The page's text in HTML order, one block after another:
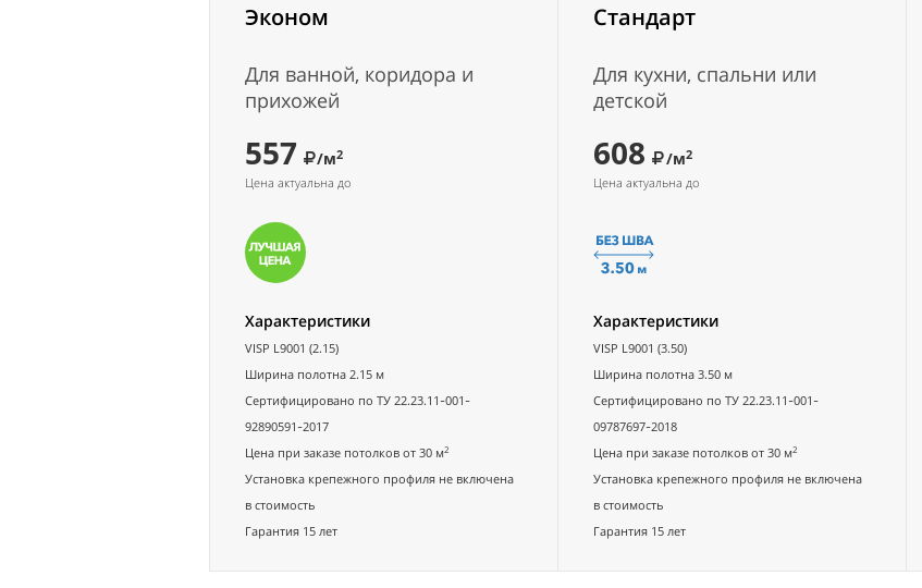
Эконом
Для ванной, коридора и
прихожей
557 /м2
Цена актуальна до
Характеристики
VISP L9001 (2.15)
Ширина полотна 2.15 м
Сертифицировано по ТУ 22.23.11-001-
92890591-2017
Цена при заказе потолков от 30 м2
Установка крепежного профиля не включена
в стоимость
Гарантия 15 лет
Стандарт
Для кухни, спальни или
детской
608 /м2
Цена актуальна до
Характеристики
VISP L9001 (3.50)
Ширина полотна 3.50 м
Сертифицировано по ТУ 22.23.11-001-
09787697-2018
Цена при заказе потолков от 30 м2
Установка крепежного профиля не включена
в стоимость
Гарантия 15 лет